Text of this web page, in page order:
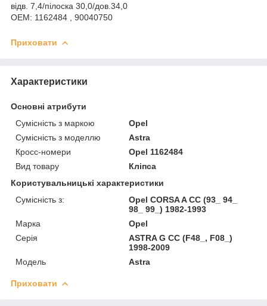
відв. 7,4/пілоска 30,0/дов.34,0
OEM: 1162484 , 90040750
Приховати
Характеристики
Основні атрибути
Сумісність з маркою
Opel
Сумісність з моделлю
Astra
Кросс-номери
Opel 1162484
Вид товару
Кліпса
Користувальницькі характеристики
Сумісність з:
Opel CORSA A CC (93_ 94_
98_ 99_) 1982-1993
Марка
Opel
Серія
ASTRA G CC (F48_, F08_)
1998-2009
Модель
Astra
Приховати